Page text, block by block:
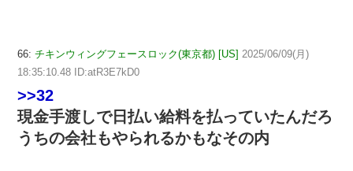
66: チキンウィングフェースロック(東京都) [US] 2025/06/09(月)
18:35:10.48 ID:atR3E7kD0
>>32
現金手渡しで日払い給料を払っていたんだろ
うちの会社もやられるかもなその内